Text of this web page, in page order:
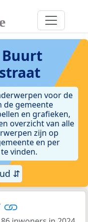
Buurt
voor de
de gemeente
en grafieken,
overzicht van alle
zijn op
en per
vinden.
⇵